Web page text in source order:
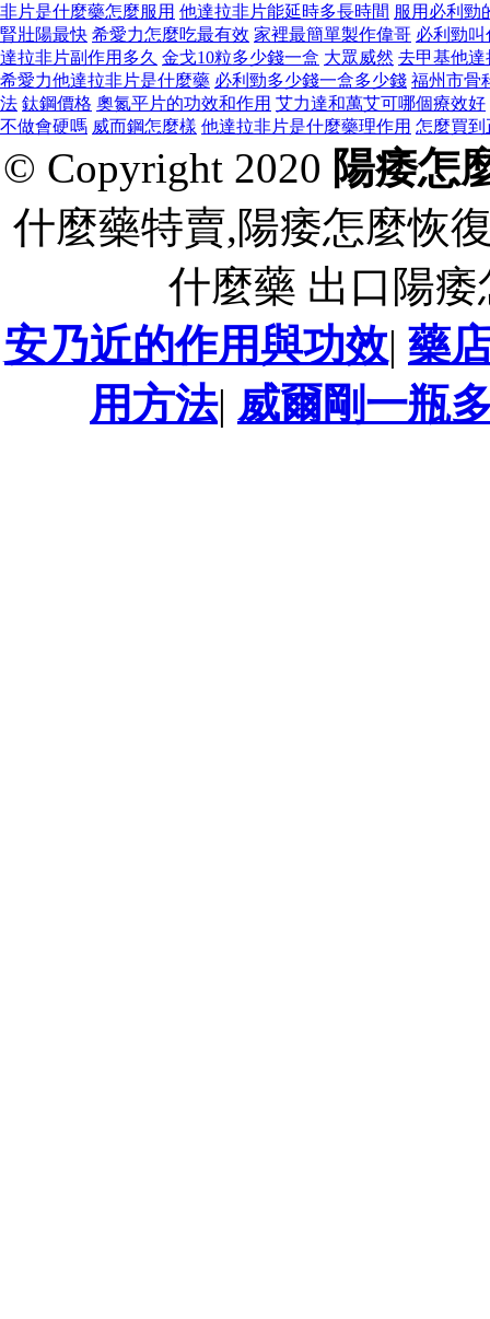
非片是什麼藥怎麼服用 他達拉非片能延時多長時間 服用必利勁
腎壯陽最快 希愛力怎麼吃最有效 家裡最簡單製作偉哥 必利勁叫
達拉非片副作用多久 金戈10粒多少錢一盒 大眾威然 去甲基他
希愛力他達拉非片是什麼藥 必利勁多少錢一盒多少錢 福州市骨
法 鈦鋼價格 奧氮平片的功效和作用 艾力達和萬艾可哪個療效好
不做會硬嗎 威而鋼怎麼樣 他達拉非片是什麼藥理作用 怎麼買到
© Copyright 2020 陽痿怎
什麼藥特賣,陽痿怎麼恢
什麼藥 出口陽
安乃近的作用與功效| 藥
用方法| 威爾剛一瓶